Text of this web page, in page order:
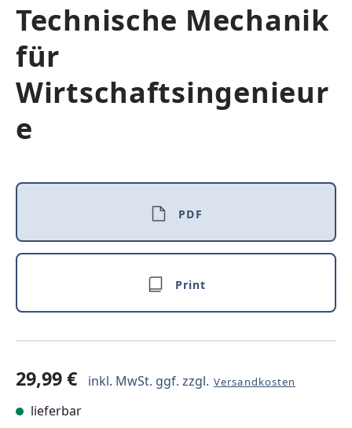
Technische Mechanik
für
Wirtschaftsingenieur
e
PDF
Print
29,99 € inkl. MwSt. ggf. zzgl. Versandkosten
lieferbar